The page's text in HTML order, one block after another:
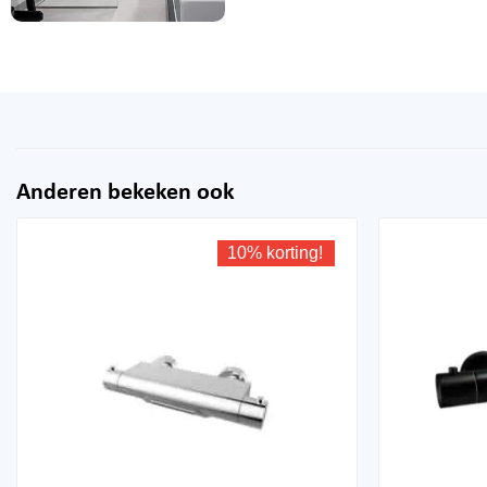
Anderen bekeken ook
10% korting!